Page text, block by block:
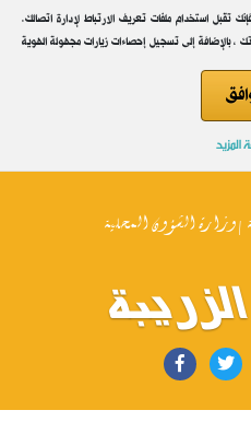
.من خلال الاستمرار في زيارتك لموقع بلدية الزريبة ، فإنك تقبل استخدام ملفات تعريف الارتباط لإدارة اتصالك
، بالإضافة إلى تسجيل إحصاءات زيارات مجهولة الهوية
المزيد
| وزارة الشؤون المحلية